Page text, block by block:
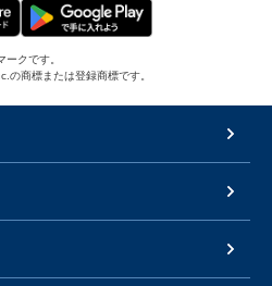
クです。
商標または登録商標です。